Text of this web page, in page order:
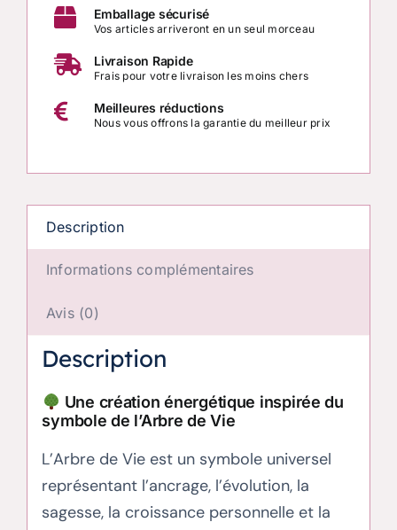
Vie
Création
Linda
Emballage sécurisé
Vos articles arriveront en un seul morceau
Livraison Rapide
Frais pour votre livraison les moins chers
Meilleures réductions
Nous vous offrons la garantie du meilleur prix
Description
Informations complémentaires
Avis (0)
Description
Une création énergétique inspirée du
symbole de l’Arbre de Vie
L’Arbre de Vie est un symbole universel
représentant l’ancrage, l’évolution, la
sagesse, la croissance personnelle et la